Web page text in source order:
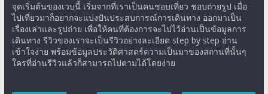
จุดเริ่มต้นของเวบนี้ เริ่มจากที่เราเป็นคนชอบเที่ยว ชอบถ่ายรูป เมื่อ
ไปเที่ยวมาก็อยากจะแบ่งปันประสบการณ์การเดินทาง ออกมาเป็น
เรื่องเล่าและรูปถ่าย เพื่อให้คนที่ต้องการจะไปไว้อ่านเป็นข้อมูลการ
เดินทาง รีวิวของเราจะเป็นรีวิวอย่างละเอียด step by step อ่าน
เข้าใจง่าย พร้อมข้อมูลประวัติศาสตร์ความเป็นมาของสถานที่นั้นๆ
ใครที่อ่านรีวิวแล้วก็สามารถไปตามได้โดยง่าย